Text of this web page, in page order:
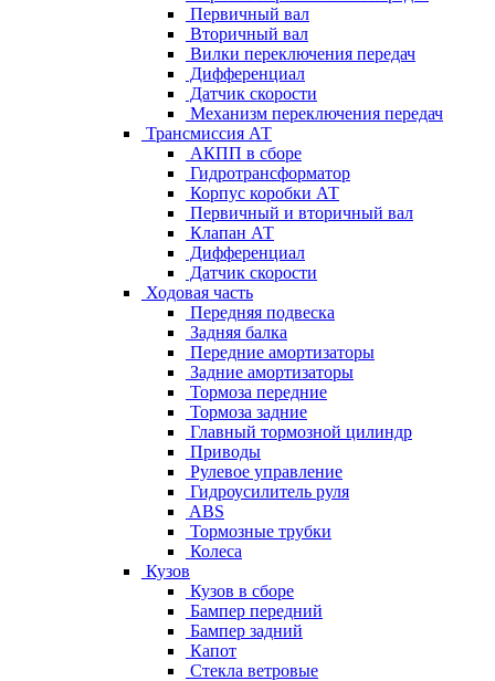
Первичный вал
Вторичный вал
Вилки переключения передач
Дифференциал
Датчик скорости
Механизм переключения передач
Трансмиссия АТ
АКПП в сборе
Гидротрансформатор
Корпус коробки АТ
Первичный и вторичный вал
Клапан АТ
Дифференциал
Датчик скорости
Ходовая часть
Передняя подвеска
Задняя балка
Передние амортизаторы
Задние амортизаторы
Тормоза передние
Тормоза задние
Главный тормозной цилиндр
Приводы
Рулевое управление
Гидроусилитель руля
ABS
Тормозные трубки
Колеса
Кузов
Кузов в сборе
Бампер передний
Бампер задний
Капот
Стекла ветровые